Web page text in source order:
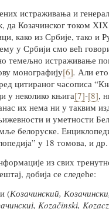
истраживања и
да Козачинског током
како из Србије, тако и
у Србији смо већ
темељно истраживање
монографију[6]. Али
цитираног часописа
у неколико књига[7]-[8],
их нема ни у таквим
и уметности
белоруске.
у 18 томова, и др.
из свих
добија се следеће:
(Козачинский,
Kozačinski, Koza